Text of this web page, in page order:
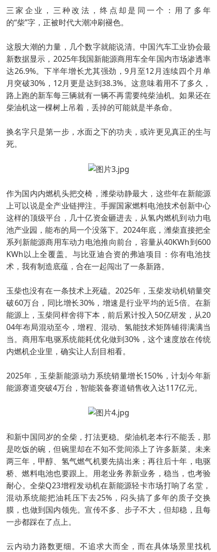
三家企业，三种改法，终点却是同一个：用了多年
的“柴”字，正被时代大潮冲刷褪色。
这股大潮的力量，几个数字就能说清。中国汽车工业协会最
新数据显示，2025年我国新能源商用车全年国内市场渗透率
达26.9%。下半年增长尤其强劲，9月至12月连续四个月单
月突破30%，12月更是达到38.3%。这意味着用不了多久，
路上跑的新车每三辆就有一辆不再需要纯柴油机。如果还在
柴油机这一棵树上吊着，丢掉的可能就是半条命。
换名字只是第一步，水面之下的功夫，或许更见真正的生与
死。
作为国内内燃机头把交椅，潍柴动静最大，这些年在新能源
上可以说是全产业链押注。手握国家燃料电池技术创新中心
这样的顶级平台，几十亿资金砸进去，从氢内燃机到动力电
池产业园，能布的局一个没落下。2024年底，潍柴直接把全
系列新能源商用车动力电池推向前台，容量从40KWh到600
KWh以上全覆盖。与比亚迪合资的弗迪项目：你有电池技
术，我有制造底蕴，合在一起闯出了一条新路。
玉柴也没有在一条技术上死磕。2025年，玉柴发动机销量突
破60万台，同比增长30%，增速是行业平均的近5倍。在新
能源上，玉柴同样舍得下本，前后累计投入50亿研发，从20
04年布局混动至今，增程、混动、氢能技术矩阵铺得满满当
当。商用车电驱系统能耗优化做到30%，这个速度放在传统
内燃机企业里，确实让人刮目相看。
2025年，玉柴新能源动力系统销量增长150%，计划今年新
能源赛道突破4万台，智能装备赛道销售收入达117亿元。
和新中国同岁的全柴，打法更稳。柴油机老本行不能丢，那
是吃饭的碗，但碗里却在不知不觉间添上了许多新菜。未来
两三年，甲醇、氢气燃气机要先搞出来；再往后十年，电驱
桥、燃料电池也要跟上。用老业务养新业务，稳当，也考验
耐心。全柴Q23增程发动机在新能源轻卡市场打响了名堂，
混动系统能把油耗压下去25%，闷头搞了多年的质子交换
膜，也做到国内领先。宣传不多、步子不大，但却稳，且每
一步都踩在了点上。
云内动力路数更细。不追求大而全，而在具体场景里找机